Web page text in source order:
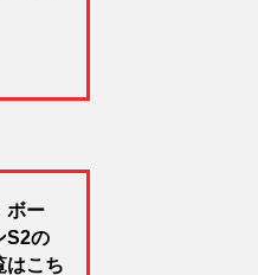
ボー
S2の
はこち